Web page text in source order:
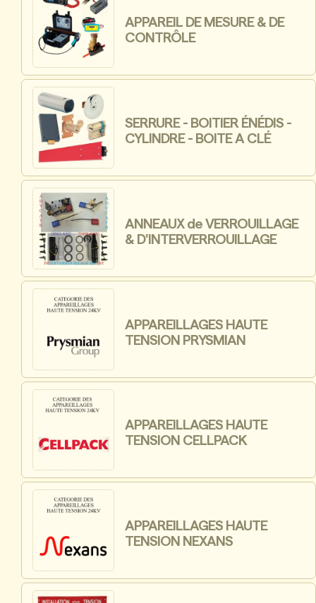
APPAREIL DE MESURE & DE
CONTRÔLE
SERRURE - BOITIER ÉNÉDIS -
CYLINDRE - BOITE A CLÉ
ANNEAUX de VERROUILLAGE
& D'INTERVERROUILLAGE
APPAREILLAGES HAUTE
TENSION PRYSMIAN
APPAREILLAGES HAUTE
TENSION CELLPACK
APPAREILLAGES HAUTE
TENSION NEXANS